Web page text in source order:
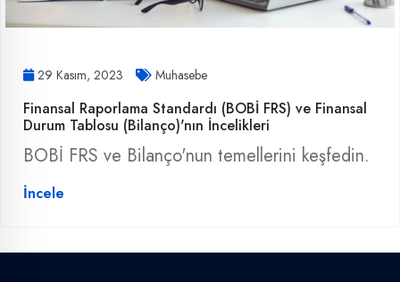
29 Kasım, 2023 Muhasebe
Finansal Raporlama Standardı (BOBİ FRS) ve Finansal
Durum Tablosu (Bilanço)'nın İncelikleri
BOBİ FRS ve Bilanço'nun temellerini keşfedin.
İncele